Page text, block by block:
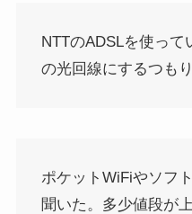
NTTのADSLを使っ
の光回線にするつも
ポケットWiFiやソフ
聞いた。多少値段が